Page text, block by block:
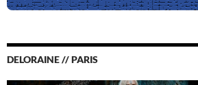
DELORAINE // PARIS